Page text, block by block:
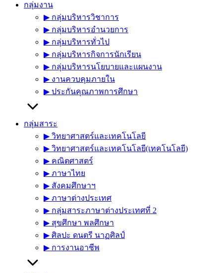
กลุ่มงาน
▶︎ กลุ่มบริหารวิชาการ
▶︎ กลุ่มบริหารอำนวยการ
▶︎ กลุ่มบริหารทั่วไป
▶︎ กลุ่มบริหารกิจการนักเรียน
▶︎ กลุ่มบริหารนโยบายและแผนงาน
▶︎ งานควบคุมภายใน
▶︎ ประกันคุณภาพการศึกษา
กลุ่มสาระ
▶︎ วิทยาศาสตร์และเทคโนโลยี
▶︎ วิทยาศาสตร์และเทคโนโลยี(เทคโนโลยี)
▶︎ คณิตศาสตร์
▶︎ ภาษาไทย
▶︎ สังคมศึกษาฯ
▶︎ ภาษาต่างประเทศ
▶︎ กลุ่มสาระภาษาต่างประเทศที่ 2
▶︎ สุขศึกษา พลศึกษา
▶︎ ศิลปะ ดนตรี นาฏศิลป์
▶︎ การงานอาชีพ